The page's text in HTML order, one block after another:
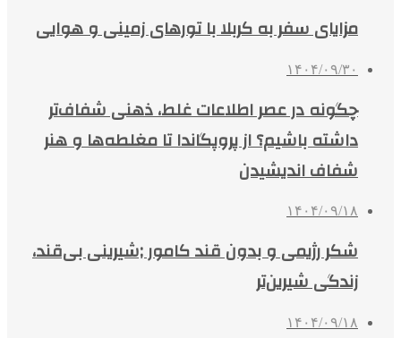
مزایای سفر به کربلا با تورهای زمینی و هوایی
۱۴۰۴/۰۹/۳۰
چگونه در عصر اطلاعات غلط، ذهنی شفاف‌تر
داشته باشیم؟ از پروپگاندا تا مغلطه‌ها و هنر
شفاف اندیشیدن
۱۴۰۴/۰۹/۱۸
شکر رژیمی و بدون قند کامور ;شیرینی بی‌قند،
زندگی شیرین‌تر
۱۴۰۴/۰۹/۱۸